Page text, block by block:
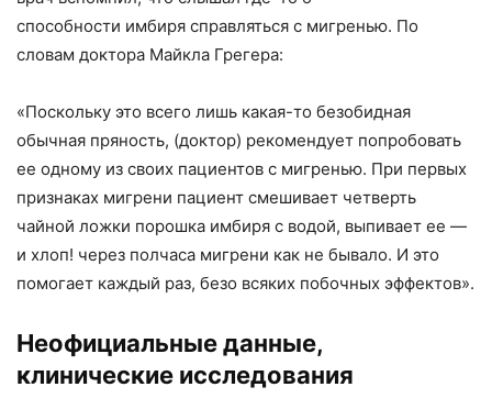
способности имбиря справляться с мигренью. По
словам доктора Майкла Грегера:
«Поскольку это всего лишь какая-то безобидная
обычная пряность, (доктор) рекомендует попробовать
ее одному из своих пациентов с мигренью. При первых
признаках мигрени пациент смешивает четверть
чайной ложки порошка имбиря с водой, выпивает ее —
и хлоп! через полчаса мигрени как не бывало. И это
помогает каждый раз, безо всяких побочных эффектов».
Неофициальные данные,
клинические исследования